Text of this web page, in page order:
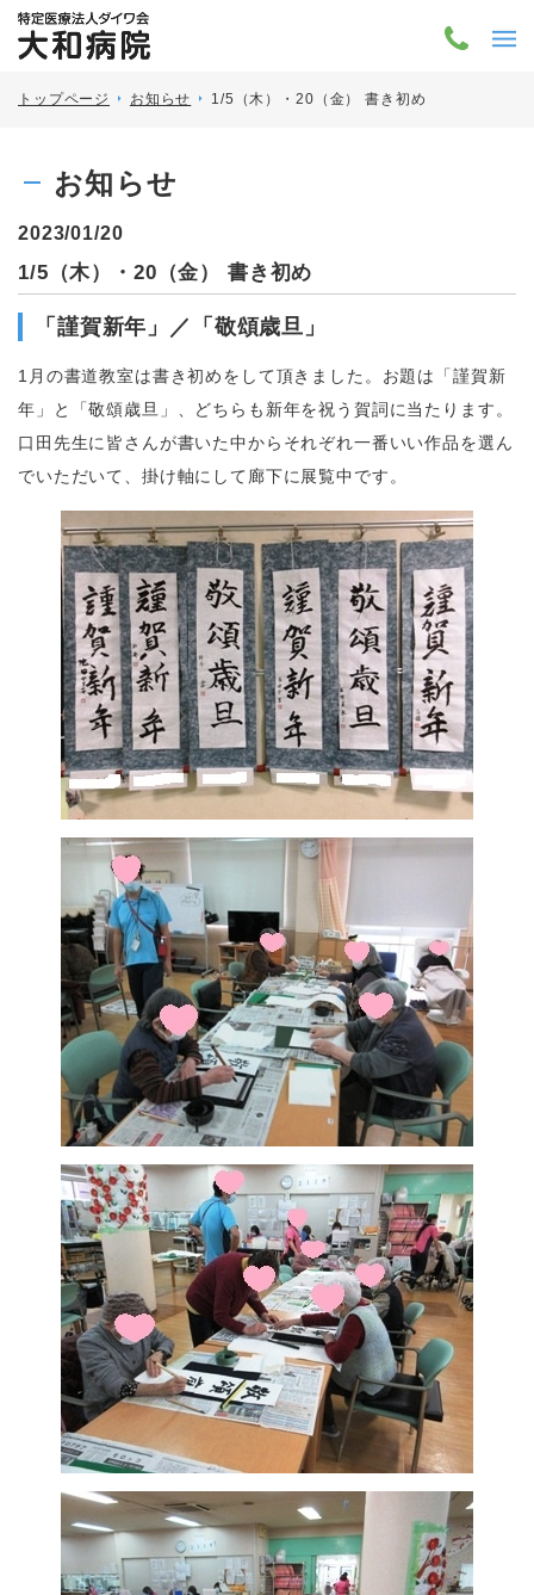
トップページ お知らせ 1/5（木）・20（金） 書き初め
お知らせ
2023/01/20
1/5（木）・20（金） 書き初め
「謹賀新年」／「敬頌歳旦」
1月の書道教室は書き初めをして頂きました。お題は「謹賀新
年」と「敬頌歳旦」、どちらも新年を祝う賀詞に当たります。
口田先生に皆さんが書いた中からそれぞれ一番いい作品を選ん
でいただいて、掛け軸にして廊下に展覧中です。